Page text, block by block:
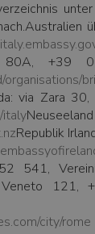
80A, +39
via Zara
italy
Republik
541,
Veneto
city/rome